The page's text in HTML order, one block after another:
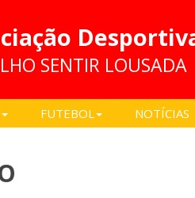
SENTIR LOUSADA
FUTEBOL NOTÍCIAS